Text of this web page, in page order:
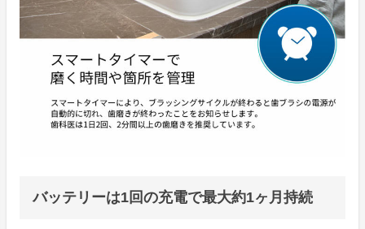
バッテリーは1回の充電で最大約1ヶ月持続